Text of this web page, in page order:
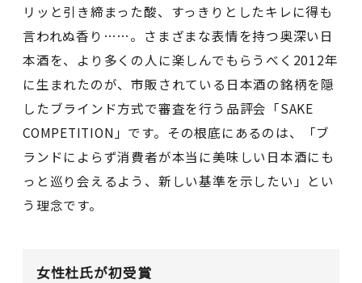
リッと引き締まった酸、すっきりとしたキレに得も
言われぬ香り……。さまざまな表情を持つ奥深い日
本酒を、より多くの人に楽しんでもらうべく2012年
に生まれたのが、市販されている日本酒の銘柄を隠
したブラインド方式で審査を行う品評会「SAKE
COMPETITION」です。その根底にあるのは、「ブ
ランドによらず消費者が本当に美味しい日本酒にも
っと巡り会えるよう、新しい基準を示したい」とい
う理念です。
女性杜氏が初受賞